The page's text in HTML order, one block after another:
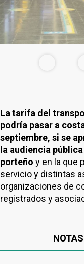
La tarifa del
podría pasar a
septiembre, si se
la audiencia
porteño y en la que
servicio y distintas
organizaciones de
registrados y